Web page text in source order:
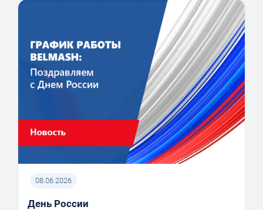
08.06.2026
День России